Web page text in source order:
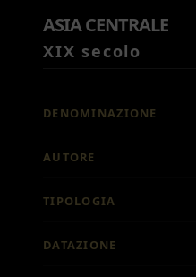
ASIA CENTRALE
XIX secolo
DENOMINAZIONE
AUTORE
TIPOLOGIA
DATAZIONE